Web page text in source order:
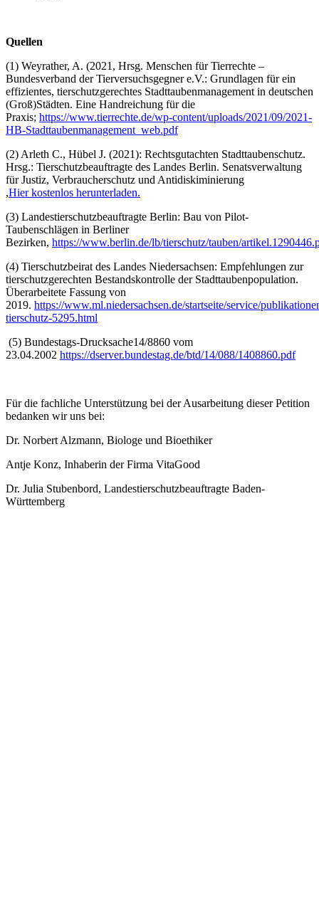
Quellen
(1) Weyrather, A. (2021, Hrsg. Menschen für Tierrechte –
Bundesverband der Tierversuchsgegner e.V.: Grundlagen für ein
effizientes, tierschutzgerechtes Stadttaubenmanagement in deutschen
(Groß)Städten. Eine Handreichung für die
Praxis; https://www.tierrechte.de/wp-content/uploads/2021/09/2021-
HB-Stadttaubenmanagement_web.pdf
(2) Arleth C., Hübel J. (2021): Rechtsgutachten Stadttaubenschutz.
Hrsg.: Tierschutzbeauftragte des Landes Berlin. Senatsverwaltung
für Justiz, Verbraucherschutz und Antidiskiminierung
,Hier kostenlos herunterladen.
(3) Landestierschutzbeauftragte Berlin: Bau von Pilot-
Taubenschlägen in Berliner
Bezirken, https://www.berlin.de/lb/tierschutz/tauben/
(4) Tierschutzbeirat des Landes Niedersachsen: Empfehlungen zur
tierschutzgerechten Bestandskontrolle der Stadttaubenpopulation.
Überarbeitete Fassung von
2019. https://www.ml.niedersachsen.de/startseite/service/
tierschutz-5295.html
(5) Bundestags-Drucksache14/8860 vom
23.04.2002 https://dserver.bundestag.de/btd/14/088/1408860.pdf
Für die fachliche Unterstützung bei der Ausarbeitung dieser Petition
bedanken wir uns bei:
Dr. Norbert Alzmann, Biologe und Bioethiker
Antje Konz, Inhaberin der Firma VitaGood
Dr. Julia Stubenbord, Landestierschutzbeauftragte Baden-
Württemberg